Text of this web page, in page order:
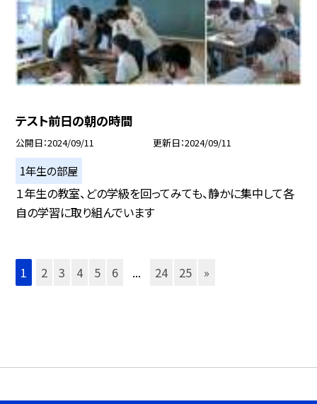
テスト前日の朝の時間
公開日 2024/09/11 更新日 2024/09/11
1年生の部屋
１年生の教室、どの学級を回ってみても、静かに集中して各
自の学習に取り組んでいます
1 2 3 4 5 6 ... 24 25 »